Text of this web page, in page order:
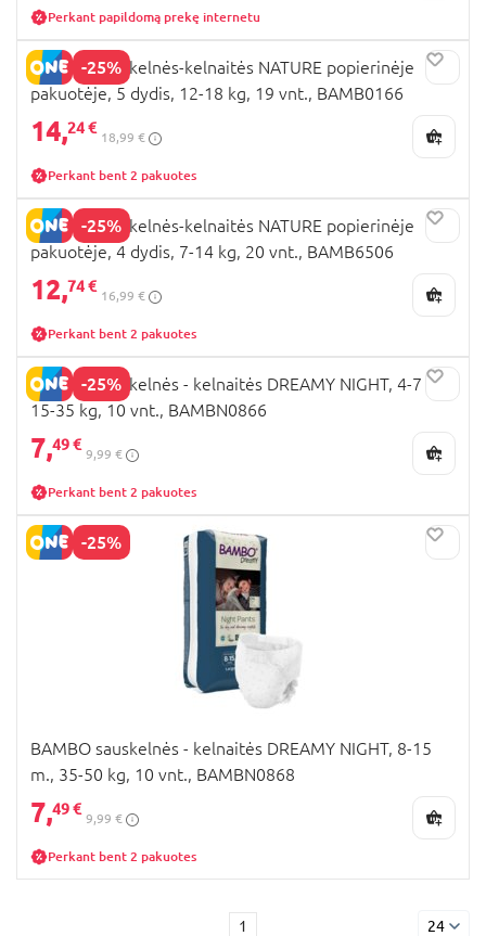
Perkant papildomą prekę internetu
-25%
BAMBO sauskelnės-kelnaitės NATURE popierinėje
pakuotėje, 5 dydis, 12-18 kg, 19 vnt., BAMB0166
14,24 €
18,99 €
Perkant bent 2 pakuotes
-25%
BAMBO sauskelnės-kelnaitės NATURE popierinėje
pakuotėje, 4 dydis, 7-14 kg, 20 vnt., BAMB6506
12,74 €
16,99 €
Perkant bent 2 pakuotes
-25%
BAMBO sauskelnės - kelnaitės DREAMY NIGHT, 4-7 m.,
15-35 kg, 10 vnt., BAMBN0866
7,49 €
9,99 €
Perkant bent 2 pakuotes
-25%
BAMBO sauskelnės - kelnaitės DREAMY NIGHT, 8-15
m., 35-50 kg, 10 vnt., BAMBN0868
7,49 €
9,99 €
Perkant bent 2 pakuotes
1 24